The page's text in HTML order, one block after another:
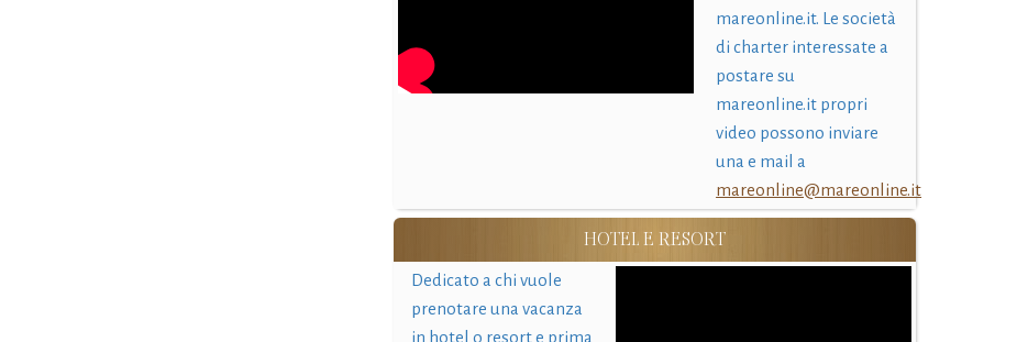
mareonline.it. Le società
di charter interessate a
postare su
mareonline.it propri
video possono inviare
una e mail a
mareonline@mareonline.it
HOTEL E RESORT
Dedicato a chi vuole
prenotare una vacanza
in hotel o resort e prima